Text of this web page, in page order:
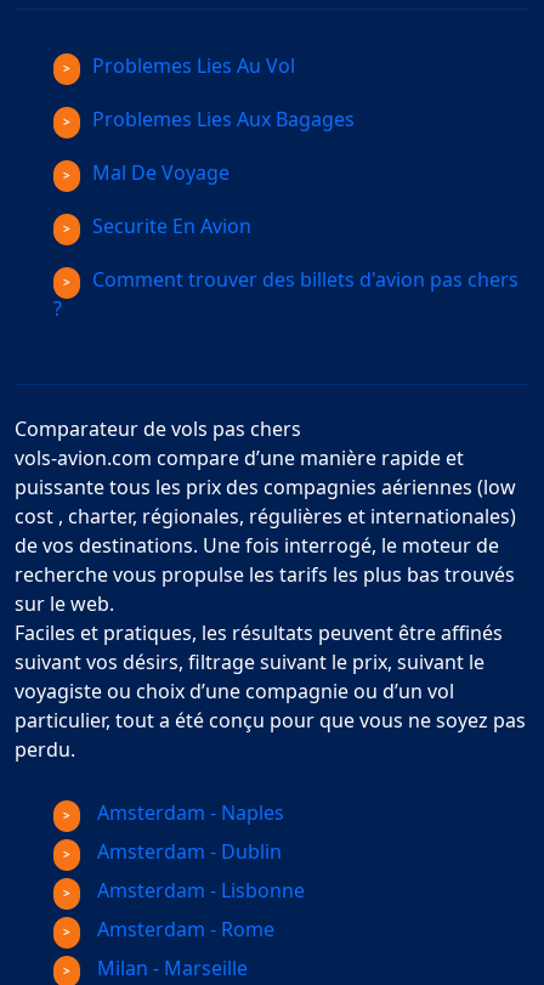
Problemes Lies Au Vol
Problemes Lies Aux Bagages
Mal De Voyage
Securite En Avion
Comment trouver des billets d'avion pas chers
?
Comparateur de vols pas chers
vols-avion.com compare d’une manière rapide et
puissante tous les prix des compagnies aériennes (low
cost , charter, régionales, régulières et internationales)
de vos destinations. Une fois interrogé, le moteur de
recherche vous propulse les tarifs les plus bas trouvés
sur le web.
Faciles et pratiques, les résultats peuvent être affinés
suivant vos désirs, filtrage suivant le prix, suivant le
voyagiste ou choix d’une compagnie ou d’un vol
particulier, tout a été conçu pour que vous ne soyez pas
perdu.
Amsterdam - Naples
Amsterdam - Dublin
Amsterdam - Lisbonne
Amsterdam - Rome
Milan - Marseille